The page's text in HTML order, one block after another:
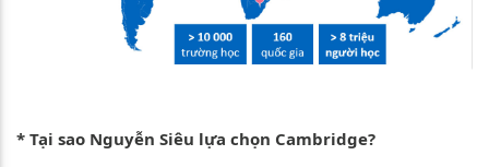
* Tại sao Nguyễn Siêu lựa chọn Cambridge?